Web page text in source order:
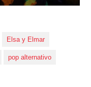
Elsa y Elmar
pop alternativo